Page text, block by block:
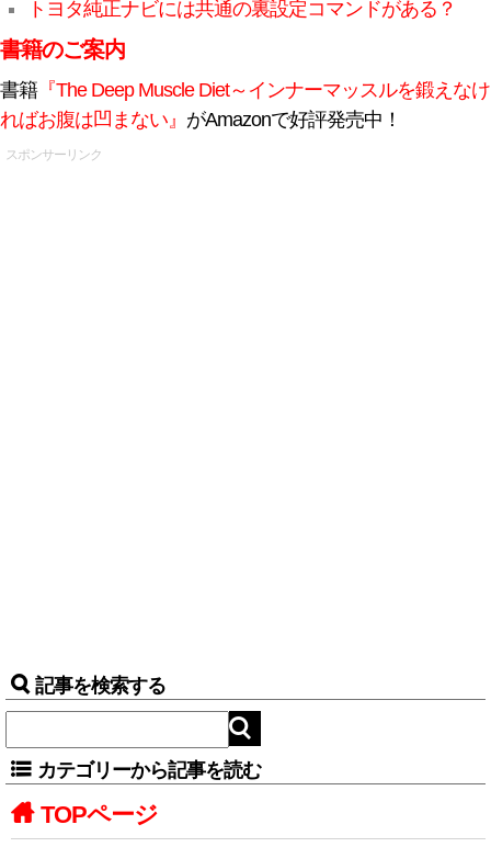
トヨタ純正ナビには共通の裏設定コマンドがある？
書籍のご案内
書籍『The Deep Muscle Diet～インナーマッスルを鍛えなけ
ればお腹は凹まない』 がAmazonで好評発売中！
スポンサーリンク
記事を検索する
カテゴリーから記事を読む
TOPページ